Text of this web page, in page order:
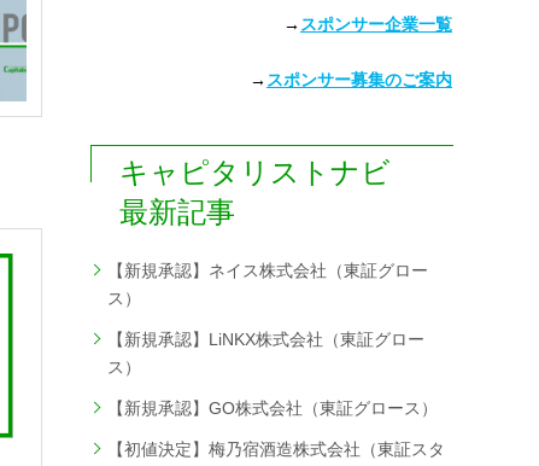
→ スポンサー企業一覧
→ スポンサー募集のご案内
キャピタリストナビ
最新記事
【新規承認】ネイス株式会社（東証グロー
ス）
【新規承認】LiNKX株式会社（東証グロー
ス）
【新規承認】GO株式会社（東証グロース）
【初値決定】梅乃宿酒造株式会社（東証スタ